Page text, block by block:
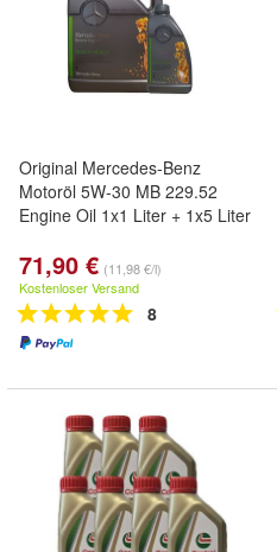
Original Mercedes-Benz
Motoröl 5W-30 MB 229.52
Engine Oil 1x1 Liter + 1x5 Liter
71,90 € (11,98 €/l)
Kostenloser Versand
8